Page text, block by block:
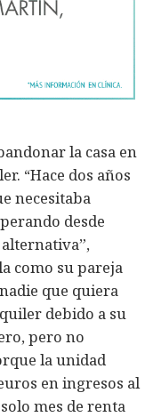
la casa en
“Hace dos años
necesitaba
desde
como su pareja
que quiera
debido a su
pero no
la unidad
en ingresos al
mes de renta